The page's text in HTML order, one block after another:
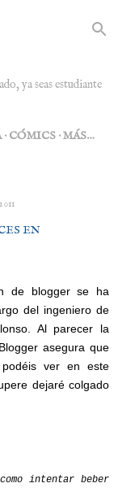
ya seas estudiante
CÓMICS MÁS…
EN
de blogger se ha
del ingeniero de
Al parecer la
asegura que
ver en este
dejaré colgado
intentar beber